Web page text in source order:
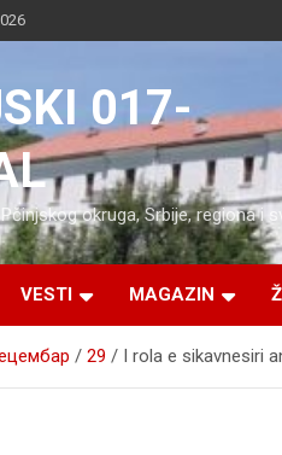
017-
okruga, Srbije, regiona i
VESTI MAGAZIN
29 I rola e sikavnesiri